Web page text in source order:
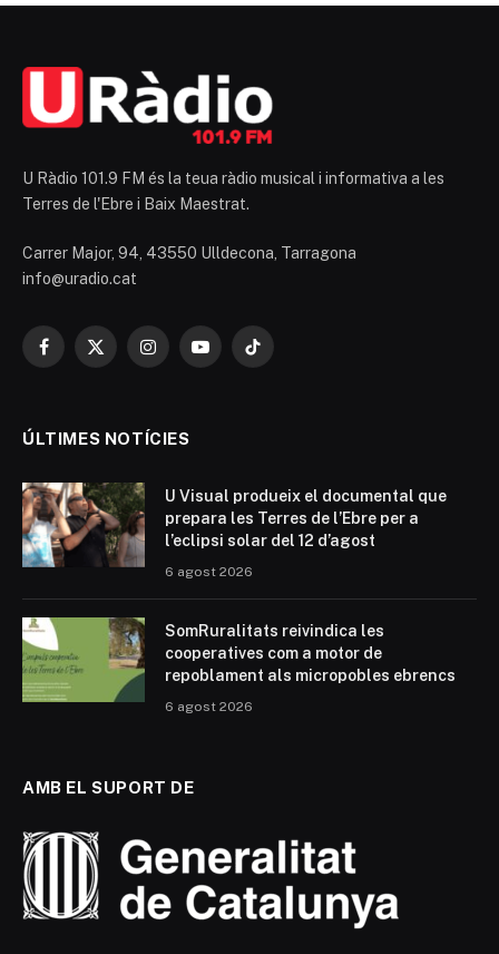
U Ràdio 101.9 FM és la teua ràdio musical i informativa a les
Terres de l'Ebre i Baix Maestrat.
Carrer Major, 94, 43550 Ulldecona, Tarragona
info@uradio.cat
Facebook
X
InstagramYouTubeTikTok
ÚLTIMES NOTÍCIES
U Visual produeix el documental que
prepara les Terres de l’Ebre per a
l’eclipsi solar del 12 d’agost
6 agost 2026
SomRuralitats reivindica les
cooperatives com a motor de
repoblament als micropobles ebrencs
6 agost 2026
AMB EL SUPORT DE